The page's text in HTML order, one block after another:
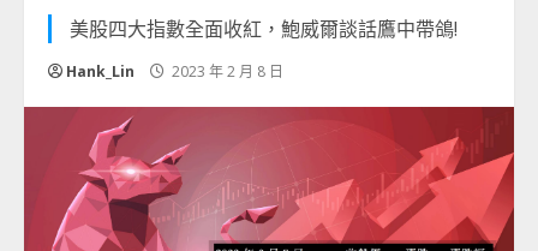
美股四大指數全面收紅，鮑威爾談話鷹中帶鴿!
Hank_Lin 2023 年 2 月 8 日